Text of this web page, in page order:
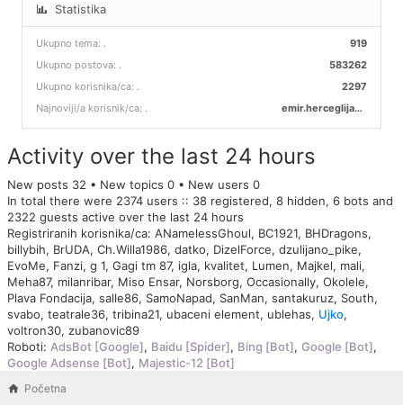
Statistika
Ukupno tema: 919
.
Ukupno postova:
583262
.
Ukupno korisnika/ca:
2297
.
Najnoviji/a korisnik/ca:
emir.herceglija00
.
Activity over the last 24 hours
New posts 32 • New topics 0 • New users 0
In total there were 2374 users :: 38 registered, 8 hidden, 6 bots and
2322 guests active over the last 24 hours
Registriranih korisnika/ca: ANamelessGhoul, BC1921, BHDragons,
billybih, BrUDA, Ch.Willa1986, datko, DizelForce, dzulijano_pike,
EvoMe, Fanzi, g 1, Gagi tm 87, igla, kvalitet, Lumen, Majkel, mali,
Meha87, milanribar, Miso Ensar, Norsborg, Occasionally, Okolele,
Plava Fondacija, salle86, SamoNapad, SanMan, santakuruz, South,
svabo, teatrale36, tribina21, ubaceni element, ublehas, Ujko,
voltron30, zubanovic89
Roboti: AdsBot [Google], Baidu [Spider], Bing [Bot], Google [Bot],
Google Adsense [Bot], Majestic-12 [Bot]
Početna